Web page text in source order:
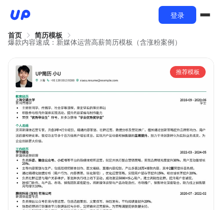
登录
首页
简历模板
爆款内容速成：新媒体运营高薪简历模板（含涨粉案例）
推荐模板